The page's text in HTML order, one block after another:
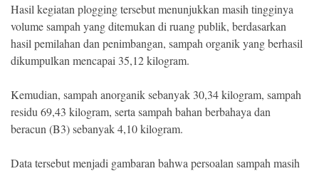
Hasil kegiatan plogging tersebut menunjukkan masih tingginya
volume sampah yang ditemukan di ruang publik, berdasarkan
hasil pemilahan dan penimbangan, sampah organik yang berhasil
dikumpulkan mencapai 35,12 kilogram.
Kemudian, sampah anorganik sebanyak 30,34 kilogram, sampah
residu 69,43 kilogram, serta sampah bahan berbahaya dan
beracun (B3) sebanyak 4,10 kilogram.
Data tersebut menjadi gambaran bahwa persoalan sampah masih